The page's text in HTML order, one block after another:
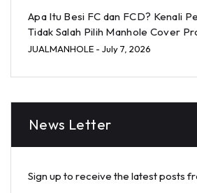
Apa Itu Besi FC dan FCD? Kenali
Tidak Salah Pilih Manhole Cover
JUALMANHOLE - July 7, 2026
News Letter
Sign up to receive the latest posts